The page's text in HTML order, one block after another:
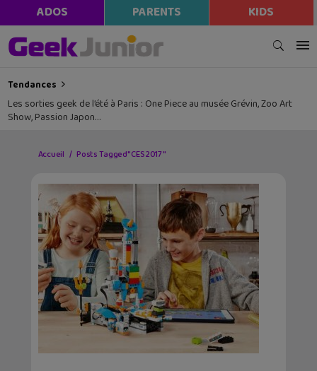
ADOS PARENTS KIDS
Tendances
Les sorties geek de l’été à Paris : One Piece au musée Grévin, Zoo Art
Show, Passion Japon…
Accueil Posts Tagged "CES 2017"